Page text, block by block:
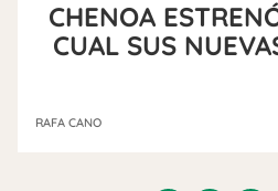
CHENOA
CUAL SUS
RAFA CANO